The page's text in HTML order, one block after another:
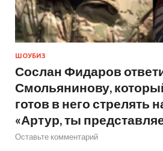
ШОУБИЗ
Сослан Фидаров
Смольянинову,
готов в него стрелять
«Артур, ты
Оставьте комментарий